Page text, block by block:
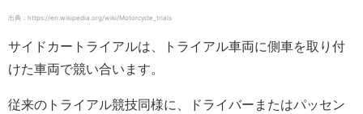
出典：https://en.wikipedia.org/wiki/Motorcycle_trials
サイドカートライアルは、トライアル車両に側車を取り付
けた車両で競い合います。
従来のトライアル競技同様に、ドライバーまたはパッセン